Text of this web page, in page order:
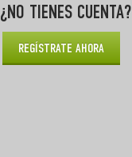
¿NO TIENES CUENTA?
REGÍSTRATE AHORA